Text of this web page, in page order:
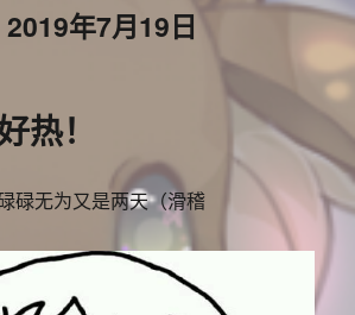
2019年7月19日
热！
碌无为又是两天（滑稽